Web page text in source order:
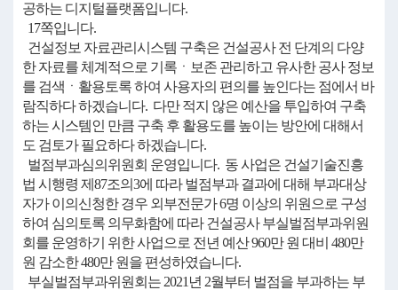
공하는 디지털플랫폼입니다.
17쪽입니다.
건설정보 자료관리시스템 구축은 건설공사 전 단계의 다양
한 자료를 체계적으로 기록ㆍ보존 관리하고 유사한 공사 정보
를 검색ㆍ활용토록 하여 사용자의 편의를 높인다는 점에서 바
람직하다 하겠습니다. 다만 적지 않은 예산을 투입하여 구축
하는 시스템인 만큼 구축 후 활용도를 높이는 방안에 대해서
도 검토가 필요하다 하겠습니다.
벌점부과심의위원회 운영입니다. 동 사업은 건설기술진흥
법 시행령 제87조의3에 따라 벌점부과 결과에 대해 부과대상
자가 이의신청한 경우 외부전문가 6명 이상의 위원으로 구성
하여 심의토록 의무화함에 따라 건설공사 부실벌점부과위원
회를 운영하기 위한 사업으로 전년 예산 960만 원 대비 480만
원 감소한 480만 원을 편성하였습니다.
부실벌점부과위원회는 2021년 2월부터 벌점을 부과하는 부